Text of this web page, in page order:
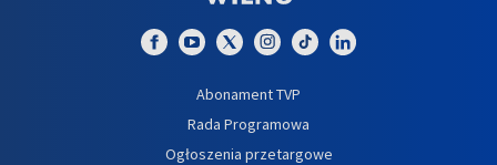
Abonament TVP
Rada Programowa
Ogłoszenia przetargowe